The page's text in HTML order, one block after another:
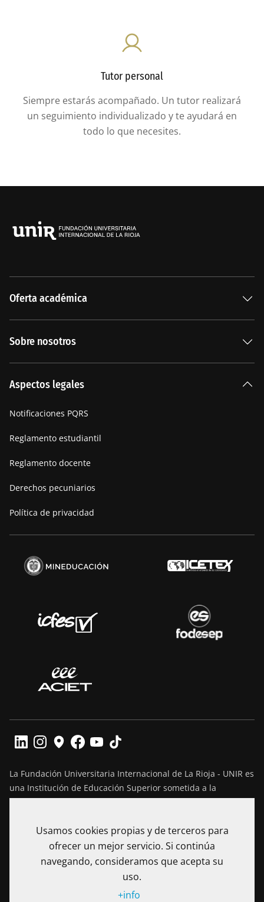
Tutor personal
Siempre estarás acompañado. Un tutor realizará
un seguimiento individualizado y te ayudará en
todo lo que necesites.
Oferta académica
Sobre nosotros
Manifiesto
Aspectos legales
Notificaciones PQRS
Reglamento estudiantil
Reglamento docente
Derechos pecuniarios
Política de privacidad
La Fundación Universitaria Internacional de La Rioja - UNIR es
una Institución de Educación Superior sometida a la
inspección y vigilancia del Ministerio de Educación Nacional
mediante Resolución No. 13130 del 7 de julio de 2017
expedida por el Ministerio de Educación Nacional.
Calle 100 No. 19-61 piso 8º, Bogotá – Colombia Teléfono: (+57)
Usamos cookies propias y de terceros para
ofrecer un mejor servicio. Si continúa
navegando, consideramos que acepta su
uso.
+info